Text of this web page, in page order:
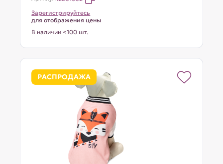
Зарегистрируйтесь
для отображения цены
В наличии <100 шт.
РАСПРОДАЖА